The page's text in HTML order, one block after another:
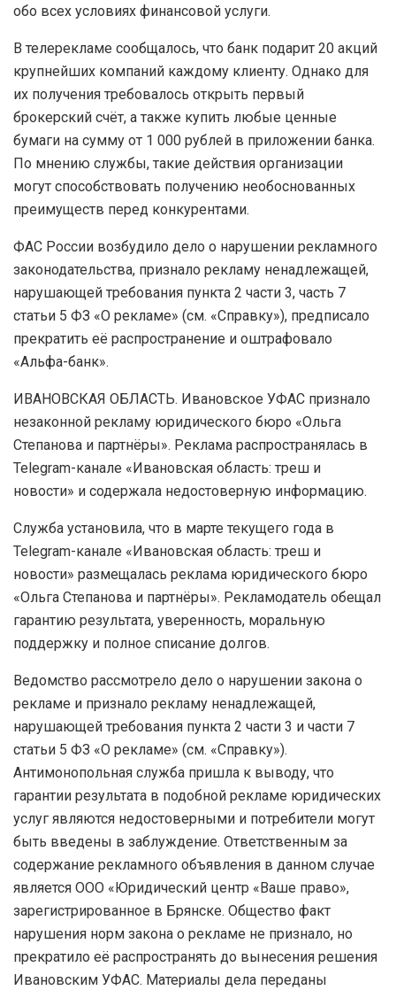
обо всех условиях финансовой услуги.
В телерекламе сообщалось, что банк подарит 20 акций
крупнейших компаний каждому клиенту. Однако для
их получения требовалось открыть первый
брокерский счёт, а также купить любые ценные
бумаги на сумму от 1 000 рублей в приложении банка.
По мнению службы, такие действия организации
могут способствовать получению необоснованных
преимуществ перед конкурентами.
ФАС России возбудило дело о нарушении рекламного
законодательства, признало рекламу ненадлежащей,
нарушающей требования пункта 2 части 3, часть 7
статьи 5 ФЗ «О рекламе» (см. «Справку»), предписало
прекратить её распространение и оштрафовало
«Альфа-банк».
ИВАНОВСКАЯ ОБЛАСТЬ. Ивановское УФАС признало
незаконной рекламу юридического бюро «Ольга
Степанова и партнёры». Реклама распространялась в
Telegram-канале «Ивановская область: треш и
новости» и содержала недостоверную информацию.
Служба установила, что в марте текущего года в
Telegram-канале «Ивановская область: треш и
новости» размещалась реклама юридического бюро
«Ольга Степанова и партнёры». Рекламодатель обещал
гарантию результата, уверенность, моральную
поддержку и полное списание долгов.
Ведомство рассмотрело дело о нарушении закона о
рекламе и признало рекламу ненадлежащей,
нарушающей требования пункта 2 части 3 и части 7
статьи 5 ФЗ «О рекламе» (см. «Справку»).
Антимонопольная служба пришла к выводу, что
гарантии результата в подобной рекламе юридических
услуг являются недостоверными и потребители могут
быть введены в заблуждение. Ответственным за
содержание рекламного объявления в данном случае
является ООО «Юридический центр «Ваше право»,
зарегистрированное в Брянске. Общество факт
нарушения норм закона о рекламе не признало, но
прекратило её распространять до вынесения решения
Ивановским УФАС. Материалы дела переданы